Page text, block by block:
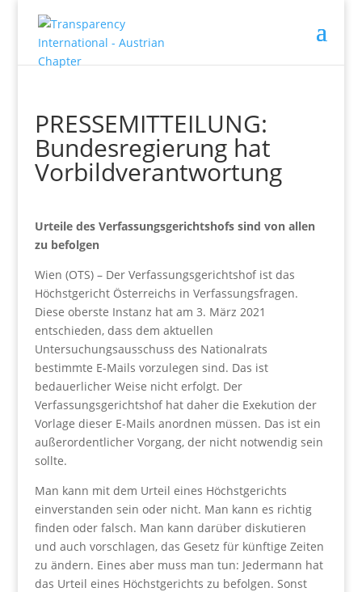
PRESSEMITTEILUNG:
Bundesregierung hat
Vorbildverantwortung
Urteile des Verfassungsgerichtshofs sind von allen
zu befolgen
Wien (OTS) – Der Verfassungsgerichtshof ist das
Höchstgericht Österreichs in Verfassungsfragen.
Diese oberste Instanz hat am 3. März 2021
entschieden, dass dem aktuellen
Untersuchungsausschuss des Nationalrats
bestimmte E-Mails vorzulegen sind. Das ist
bedauerlicher Weise nicht erfolgt. Der
Verfassungsgerichtshof hat daher die Exekution der
Vorlage dieser E-Mails anordnen müssen. Das ist ein
außerordentlicher Vorgang, der nicht notwendig sein
sollte.
Man kann mit dem Urteil eines Höchstgerichts
einverstanden sein oder nicht. Man kann es richtig
finden oder falsch. Man kann darüber diskutieren
und auch vorschlagen, das Gesetz für künftige Zeiten
zu ändern. Eines aber muss man tun: Jedermann hat
das Urteil eines Höchstgerichts zu befolgen. Sonst